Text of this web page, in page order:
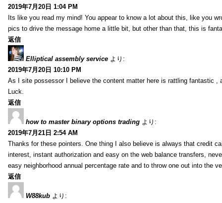
2019年7月20日 1:04 PM
Its like you read my mind! You appear to know a lot about this, like you
pics to drive the message home a little bit, but other than that, this is
返信
Elliptical assembly service より:
2019年7月20日 10:10 PM
As I site possessor I believe the content matter here is rattling fantastic ,
Luck.
返信
how to master binary options trading より:
2019年7月21日 2:54 AM
Thanks for these pointers. One thing I also believe is always that credit
interest, instant authorization and easy on the web balance transfers,
easy neighborhood annual percentage rate and to throw one out into the
返信
W88kub より: